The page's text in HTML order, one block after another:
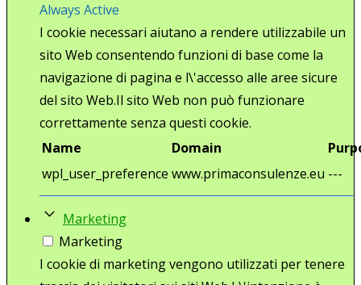
Always Active
I cookie necessari aiutano a rendere utilizzabile un
sito Web consentendo funzioni di base come la
navigazione di pagina e l\'accesso alle aree sicure
del sito Web.Il sito Web non può funzionare
correttamente senza questi cookie.
Name
Domain
wpl_user_preference www.primaconsulenze.eu ---
Marketing
Marketing
I cookie di marketing vengono utilizzati per tenere